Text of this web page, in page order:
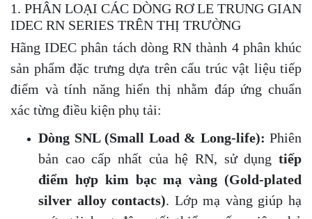
1. PHÂN LOẠI CÁC DÒNG RƠ LE TRUNG GIAN
IDEC RN SERIES TRÊN THỊ TRƯỜNG
Hãng IDEC phân tách dòng RN thành 4 phân khúc
sản phẩm đặc trưng dựa trên cấu trúc vật liệu tiếp
điểm và tính năng hiển thị nhằm đáp ứng chuẩn
xác từng điều kiện phụ tải:
Dòng SNL (Small Load & Long-life): Phiên
bản cao cấp nhất của hệ RN, sử dụng tiếp
điểm hợp kim bạc mạ vàng (Gold-plated
silver alloy contacts). Lớp mạ vàng giúp hạ